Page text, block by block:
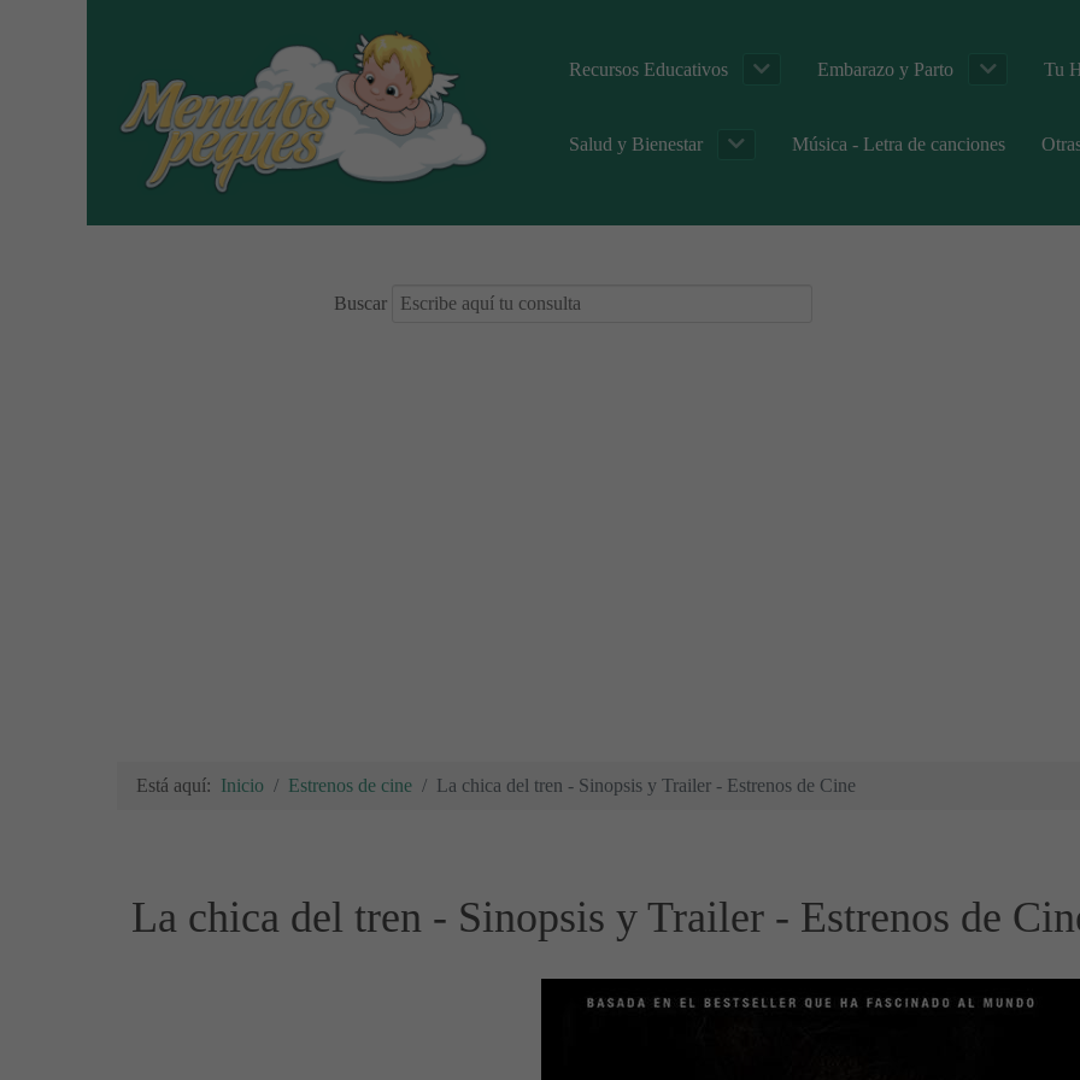
Recursos Educativos Embarazo y Parto Tu
Salud y Bienestar Música - Letra de canciones
Buscar
Está aquí: Inicio Estrenos de cine La chica del tren - Sinopsis y Trailer - Estrenos de Cine
La chica del tren - Sinopsis y Trailer - Estrenos de